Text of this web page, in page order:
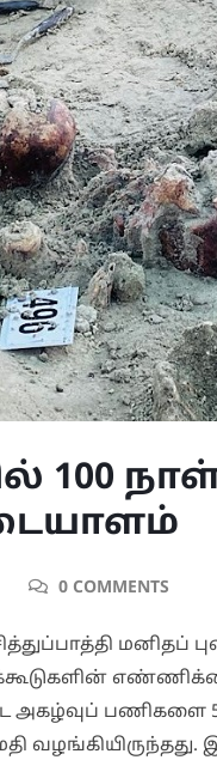
நாள்
0 COMMENTS
மனிதப்
அகழ்வுப்
வழங்கியிருந்தது.